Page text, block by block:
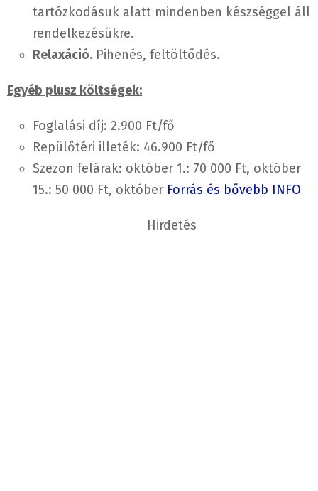
tartózkodásuk alatt mindenben készséggel áll
rendelkezésükre.
Relaxáció. Pihenés, feltöltődés.
Egyéb plusz költségek:
Foglalási díj: 2.900 Ft/fő
Repülőtéri illeték: 46.900 Ft/fő
Szezon felárak: október 1.: 70 000 Ft, október
15.: 50 000 Ft, október Forrás és bővebb INFO
Hirdetés